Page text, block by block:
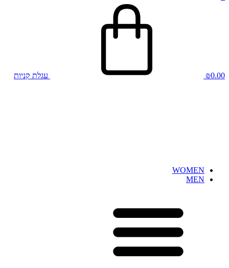
₪0.00 עגלת קניות
WOMEN
MEN